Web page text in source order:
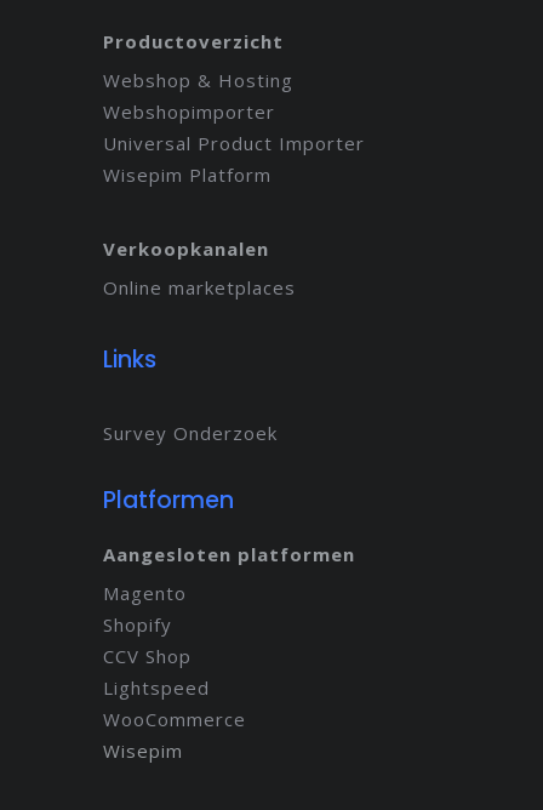
Productoverzicht
Webshop & Hosting
Webshopimporter
Universal Product Importer
Wisepim Platform
Verkoopkanalen
Online marketplaces
Links
Survey Onderzoek
Platformen
Aangesloten platformen
Magento
Shopify
CCV Shop
Lightspeed
WooCommerce
Wisepim